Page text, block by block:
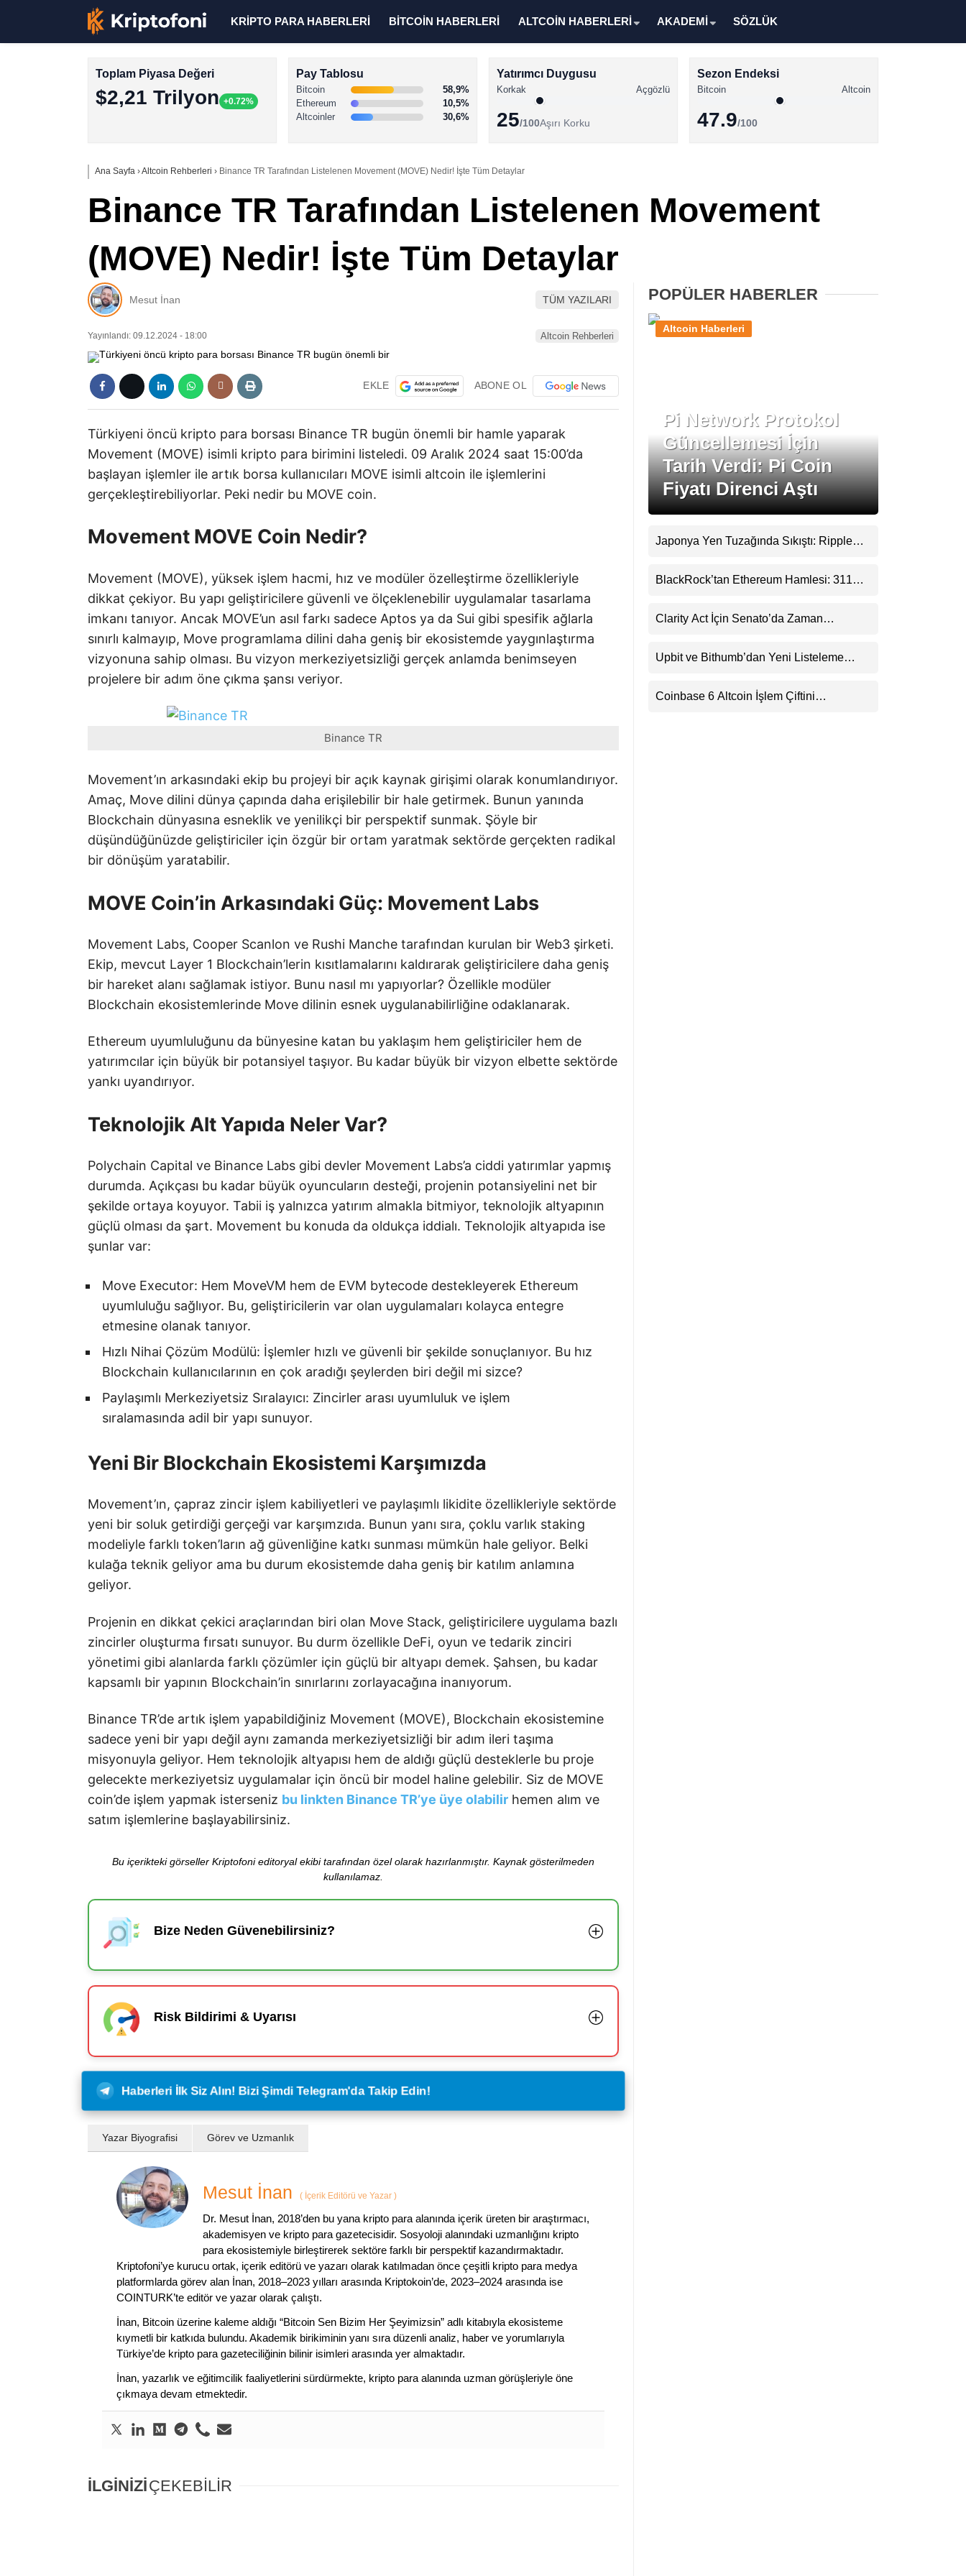
Altcoin Haberleri
XRP Haberleri
KRİPTO PARA HABERLERİ BİTCOİN HABERLERİ ALTCOİN HABERLERİ AKADEMİ SÖZLÜK
Toplam Piyasa Değeri
$2,21 Trilyon +0.72%
Pay Tablosu
Bitcoin
58,9%
Ethereum
10,5%
Altcoinler
30,6%
Yatırımcı Duygusu
Korkak Açgözlü
25/100Aşırı Korku
Sezon Endeksi
Bitcoin Altcoin
47.9/100
Ana Sayfa ›Altcoin Rehberleri › Binance TR Tarafından Listelenen Movement (MOVE) Nedir! İşte Tüm Detaylar
Binance TR Tarafından Listelenen Movement
(MOVE) Nedir! İşte Tüm Detaylar
Mesut İnan TÜM YAZILARI
Yayınlandı: 09.12.2024 - 18:00 Altcoin Rehberleri
EKLE ABONE OL
Türkiyeni öncü kripto para borsası Binance TR bugün önemli bir hamle yaparak
Movement (MOVE) isimli kripto para birimini listeledi. 09 Aralık 2024 saat 15:00’da
başlayan işlemler ile artık borsa kullanıcıları MOVE isimli altcoin ile işlemlerini
gerçekleştirebiliyorlar. Peki nedir bu MOVE coin.
Movement MOVE Coin Nedir?
Movement (MOVE), yüksek işlem hacmi, hız ve modüler özelleştirme özellikleriyle
dikkat çekiyor. Bu yapı geliştiricilere güvenli ve ölçeklenebilir uygulamalar tasarlama
imkanı tanıyor. Ancak MOVE’un asıl farkı sadece Aptos ya da Sui gibi spesifik ağlarla
sınırlı kalmayıp, Move programlama dilini daha geniş bir ekosistemde yaygınlaştırma
vizyonuna sahip olması. Bu vizyon merkeziyetsizliği gerçek anlamda benimseyen
projelere bir adım öne çıkma şansı veriyor.
Binance TR
Movement’ın arkasındaki ekip bu projeyi bir açık kaynak girişimi olarak konumlandırıyor.
Amaç, Move dilini dünya çapında daha erişilebilir bir hale getirmek. Bunun yanında
Blockchain dünyasına esneklik ve yenilikçi bir perspektif sunmak. Şöyle bir
düşündüğünüzde geliştiriciler için özgür bir ortam yaratmak sektörde gerçekten radikal
bir dönüşüm yaratabilir.
MOVE Coin’in Arkasındaki Güç: Movement Labs
Movement Labs, Cooper Scanlon ve Rushi Manche tarafından kurulan bir Web3 şirketi.
Ekip, mevcut Layer 1 Blockchain’lerin kısıtlamalarını kaldırarak geliştiricilere daha geniş
bir hareket alanı sağlamak istiyor. Bunu nasıl mı yapıyorlar? Özellikle modüler
Blockchain ekosistemlerinde Move dilinin esnek uygulanabilirliğine odaklanarak.
Ethereum uyumluluğunu da bünyesine katan bu yaklaşım hem geliştiriciler hem de
yatırımcılar için büyük bir potansiyel taşıyor. Bu kadar büyük bir vizyon elbette sektörde
yankı uyandırıyor.
Teknolojik Alt Yapıda Neler Var?
Polychain Capital ve Binance Labs gibi devler Movement Labs’a ciddi yatırımlar yapmış
durumda. Açıkçası bu kadar büyük oyuncuların desteği, projenin potansiyelini net bir
şekilde ortaya koyuyor. Tabii iş yalnızca yatırım almakla bitmiyor, teknolojik altyapının
güçlü olması da şart. Movement bu konuda da oldukça iddialı. Teknolojik altyapıda ise
şunlar var:
Move Executor: Hem MoveVM hem de EVM bytecode destekleyerek Ethereum
uyumluluğu sağlıyor. Bu, geliştiricilerin var olan uygulamaları kolayca entegre
etmesine olanak tanıyor.
Hızlı Nihai Çözüm Modülü: İşlemler hızlı ve güvenli bir şekilde sonuçlanıyor. Bu hız
Blockchain kullanıcılarının en çok aradığı şeylerden biri değil mi sizce?
Paylaşımlı Merkeziyetsiz Sıralayıcı: Zincirler arası uyumluluk ve işlem
sıralamasında adil bir yapı sunuyor.
Yeni Bir Blockchain Ekosistemi Karşımızda
Movement’ın, çapraz zincir işlem kabiliyetleri ve paylaşımlı likidite özellikleriyle sektörde
yeni bir soluk getirdiği gerçeği var karşımzıda. Bunun yanı sıra, çoklu varlık staking
modeliyle farklı token’ların ağ güvenliğine katkı sunması mümkün hale geliyor. Belki
kulağa teknik geliyor ama bu durum ekosistemde daha geniş bir katılım anlamına
geliyor.
Projenin en dikkat çekici araçlarından biri olan Move Stack, geliştiricilere uygulama bazlı
zincirler oluşturma fırsatı sunuyor. Bu durm özellikle DeFi, oyun ve tedarik zinciri
yönetimi gibi alanlarda farklı çözümler için güçlü bir altyapı demek. Şahsen, bu kadar
kapsamlı bir yapının Blockchain’in sınırlarını zorlayacağına inanıyorum.
Binance TR’de artık işlem yapabildiğiniz Movement (MOVE), Blockchain ekosistemine
sadece yeni bir yapı değil aynı zamanda merkeziyetsizliği bir adım ileri taşıma
misyonuyla geliyor. Hem teknolojik altyapısı hem de aldığı güçlü desteklerle bu proje
gelecekte merkeziyetsiz uygulamalar için öncü bir model haline gelebilir. Siz de MOVE
coin’de işlem yapmak isterseniz bu linkten Binance TR’ye üye olabilir hemen alım ve
satım işlemlerine başlayabilirsiniz.
Bu içerikteki görseller Kriptofoni editoryal ekibi tarafından özel olarak hazırlanmıştır. Kaynak gösterilmeden
kullanılamaz.
Bize Neden Güvenebilirsiniz?
Risk Bildirimi & Uyarısı
Haberleri İlk Siz Alın! Bizi Şimdi Telegram'da Takip Edin!
Yazar Biyografisi Görev ve Uzmanlık
Mesut İnan ( İçerik Editörü ve Yazar )
Dr. Mesut İnan, 2018’den bu yana kripto para alanında içerik üreten bir araştırmacı,
akademisyen ve kripto para gazetecisidir. Sosyoloji alanındaki uzmanlığını kripto
para ekosistemiyle birleştirerek sektöre farklı bir perspektif kazandırmaktadır.
Kriptofoni’ye kurucu ortak, içerik editörü ve yazarı olarak katılmadan önce çeşitli kripto para medya
platformlarda görev alan İnan, 2018–2023 yılları arasında Kriptokoin’de, 2023–2024 arasında ise
COINTURK’te editör ve yazar olarak çalıştı.
İnan, Bitcoin üzerine kaleme aldığı “Bitcoin Sen Bizim Her Şeyimizsin” adlı kitabıyla ekosisteme
kıymetli bir katkıda bulundu. Akademik birikiminin yanı sıra düzenli analiz, haber ve yorumlarıyla
Türkiye’de kripto para gazeteciliğinin bilinir isimleri arasında yer almaktadır.
İnan, yazarlık ve eğitimcilik faaliyetlerini sürdürmekte, kripto para alanında uzman görüşleriyle öne
çıkmaya devam etmektedir.
İLGİNİZİÇEKEBİLİR
POPÜLER HABERLER
Pi Network Protokol
Güncellemesi İçin
Tarih Verdi: Pi Coin
Fiyatı Direnci Aştı
Altcoin Haberleri
Japonya Yen Tuzağında Sıkıştı: Ripple
BlackRock’tan Ethereum Hamlesi: 311
Clarity Act İçin Senato’da Zaman
Upbit ve Bithumb’dan Yeni Listeleme
Geliyor
Coinbase 6 Altcoin İşlem Çiftini